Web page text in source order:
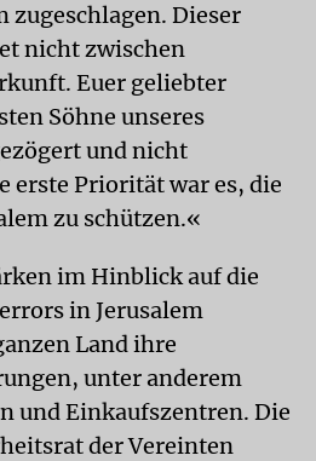
zugeschlagen. Dieser
nicht zwischen
Euer geliebter
Söhne unseres
und nicht
erste Priorität war es, die
zu schützen.«
im Hinblick auf die
in Jerusalem
Land ihre
unter anderem
und Einkaufszentren. Die
der Vereinten